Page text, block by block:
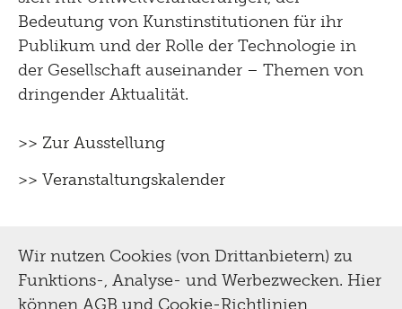
Bedeutung von Kunstinstitutionen für ihr
Publikum und der Rolle der Technologie in
der Gesellschaft auseinander – Themen von
dringender Aktualität.
>> Zur Ausstellung
>> Veranstaltungskalender
Wir nutzen Cookies (von Drittanbietern) zu
Funktions-, Analyse- und Werbezwecken. Hier
können AGB und Cookie-Richtlinien